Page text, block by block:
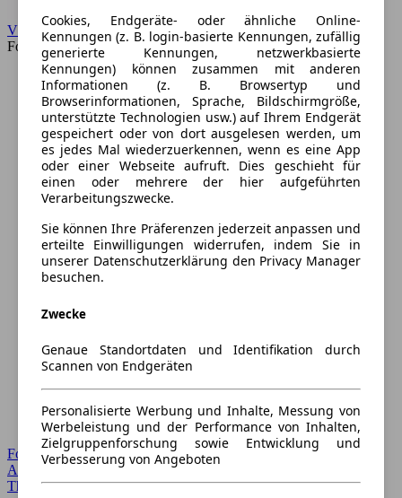
VW
Forum
Forum Startseite
Alle Auto-Foren
Themen-Forum
Cookies, Endgeräte- oder ähnliche Online-
Kennungen (z. B. login-basierte Kennungen, zufällig
generierte Kennungen, netzwerkbasierte
Kennungen) können zusammen mit anderen
Informationen (z. B. Browsertyp und
Browserinformationen, Sprache, Bildschirmgröße,
unterstützte Technologien usw.) auf Ihrem Endgerät
gespeichert oder von dort ausgelesen werden, um
es jedes Mal wiederzuerkennen, wenn es eine App
oder einer Webseite aufruft. Dies geschieht für
einen oder mehrere der hier aufgeführten
Verarbeitungszwecke.
Sie können Ihre Präferenzen jederzeit anpassen und
erteilte Einwilligungen widerrufen, indem Sie in
unserer Datenschutzerklärung den Privacy Manager
besuchen.
Zwecke
Genaue Standortdaten und Identifikation durch
Scannen von Endgeräten
Personalisierte Werbung und Inhalte, Messung von
Werbeleistung und der Performance von Inhalten,
Zielgruppenforschung sowie Entwicklung und
Verbesserung von Angeboten